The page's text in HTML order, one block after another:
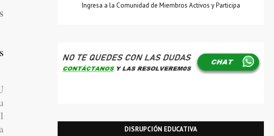
Ingresa a la Comunidad de Miembros Activos y Participa
DISRUPCIÓN EDUCATIVA